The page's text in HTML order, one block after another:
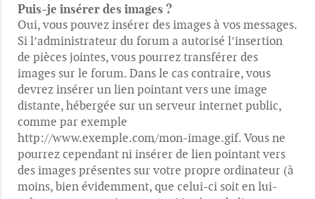
Puis-je insérer des images ?
Oui, vous pouvez insérer des images à vos messages.
Si l’administrateur du forum a autorisé l’insertion
de pièces jointes, vous pourrez transférer des
images sur le forum. Dans le cas contraire, vous
devrez insérer un lien pointant vers une image
distante, hébergée sur un serveur internet public,
comme par exemple
http://www.exemple.com/mon-image.gif. Vous ne
pourrez cependant ni insérer de lien pointant vers
des images présentes sur votre propre ordinateur (à
moins, bien évidemment, que celui-ci soit en lui-